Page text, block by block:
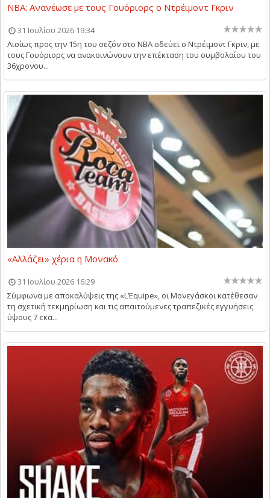
NBA: Ανανέωσε με τους Γουόριορς ο Ντρέιμοντ Γκριν
31 Ιουλίου 2026 19:34
Αισίως προς την 15η του σεζόν στο NBA οδεύει ο Ντρέιμοντ Γκριν, με
τους Γουόριορς να ανακοινώνουν την επέκταση του συμβολαίου του
36χρονου...
«Αλλάζει» χέρια η Μονακό
31 Ιουλίου 2026 16:29
Σύμφωνα με αποκαλύψεις της «L’Equipe», οι Μονεγάσκοι κατέθεσαν
τη σχετική τεκμηρίωση και τις απαιτούμενες τραπεζικές εγγυήσεις
ύψους 7 εκα...